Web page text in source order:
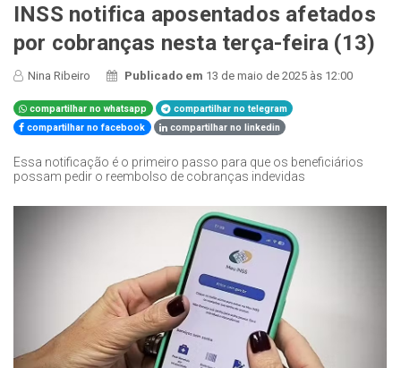
INSS notifica aposentados afetados
por cobranças nesta terça-feira (13)
Nina Ribeiro Publicado em 13 de maio de 2025 às 12:00
compartilhar no whatsapp
compartilhar no telegram
compartilhar no facebook
compartilhar no linkedin
Essa notificação é o primeiro passo para que os beneficiários
possam pedir o reembolso de cobranças indevidas